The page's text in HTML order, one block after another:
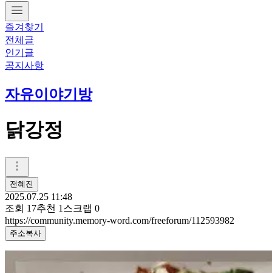
즐겨찾기
전체글
인기글
공지사항
자유이야기방
닭강정
전혜진
2025.07.25 11:48
조회 17추천 1 스크랩 0
https://community.memory-word.com/freeforum/112593982
주소복사